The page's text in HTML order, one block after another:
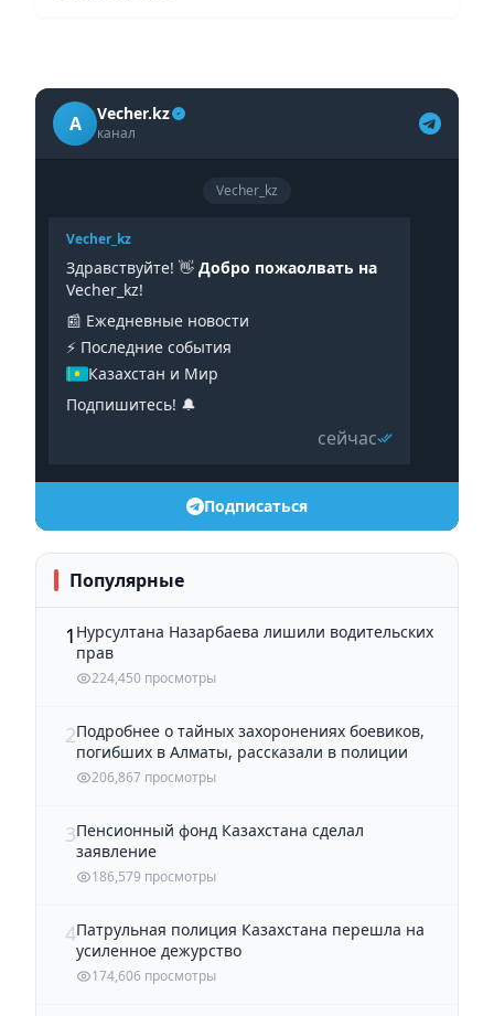
A Vecher.kz
канал
Vecher_kz
Vecher_kz
Здравствуйте! 👋 Добро пожаолвать на
Vecher_kz!
📰 Ежедневные новости
⚡️ Последние события
Казахстан и Мир
Подпишитесь! 🔔
сейчас
Подписаться
Популярные
1 Нурсултана Назарбаева лишили водительских
прав
224,450 просмотры
2Подробнее о тайных захоронениях боевиков,
погибших в Алматы, рассказали в полиции
206,867 просмотры
3Пенсионный фонд Казахстана сделал
заявление
186,579 просмотры
4Патрульная полиция Казахстана перешла на
усиленное дежурство
174,606 просмотры